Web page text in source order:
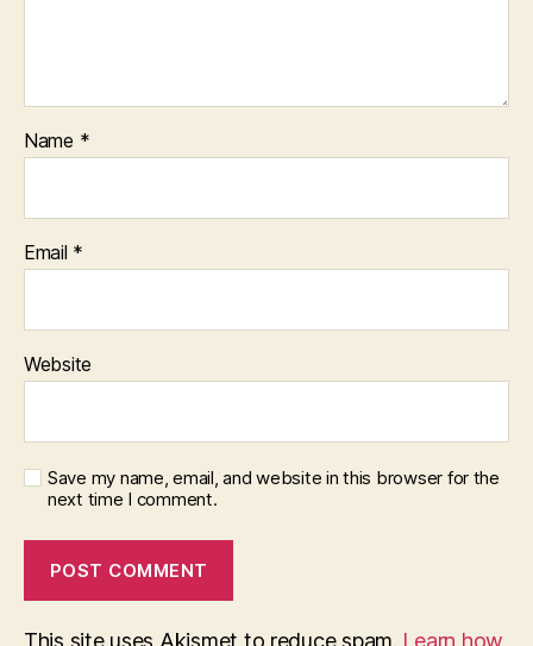
Name *
Email *
Website
Save my name, email, and website in this browser for the
next time I comment.
This site uses Akismet to reduce spam. Learn how